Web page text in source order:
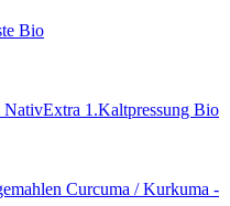
Bio
NativExtra 1.Kaltpressung Bio
Curcuma / Kurkuma -